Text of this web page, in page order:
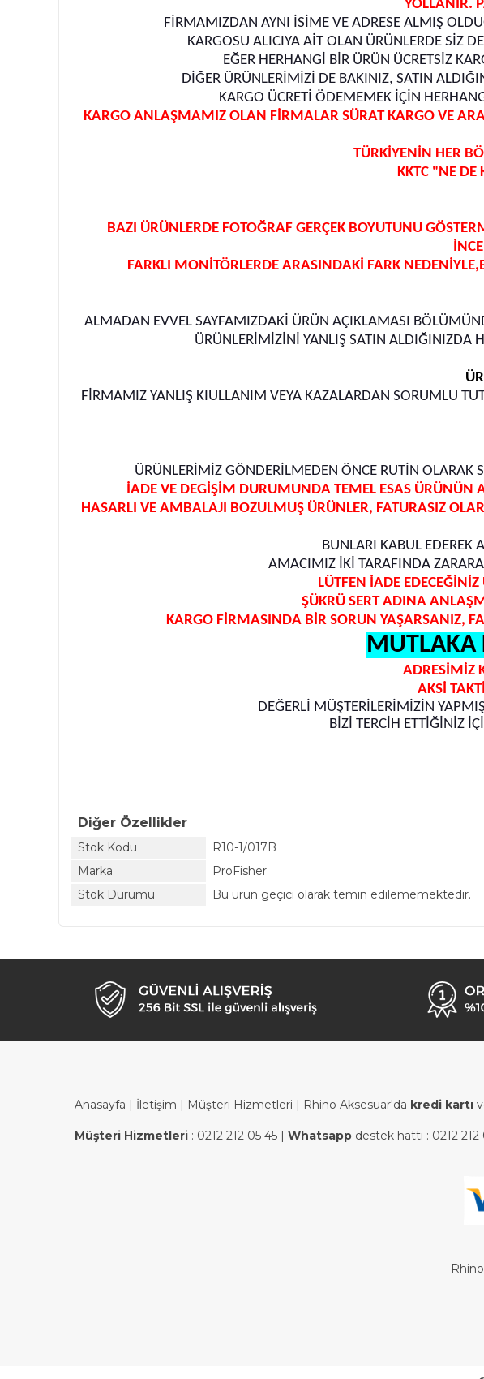
YOLLANIR.
FİRMAMIZDAN AYNI İSİME VE ADRESE ALMIŞ
KARGOSU ALICIYA AİT OLAN ÜRÜNLERDE SİZ
EĞER HERHANGİ BİR ÜRÜN ÜCRETSİZ
DİĞER ÜRÜNLERİMİZİ DE BAKINIZ, SATIN
KARGO ÜCRETİ ÖDEMEMEK İÇİN
KARGO ANLAŞMAMIZ OLAN FİRMALAR SÜRAT KARGO VE
TÜRKİYENİN HER
KKTC "NE
BAZI ÜRÜNLERDE FOTOĞRAF GERÇEK BOYUTUNU
FARKLI MONİTÖRLERDE ARASINDAKİ FARK
ALMADAN EVVEL SAYFAMIZDAKİ ÜRÜN AÇIKLAMASI
ÜRÜNLERİMİZİNİ YANLIŞ SATIN ALDIĞINIZDA
FİRMAMIZ YANLIŞ KIULLANIM VEYA KAZALARDAN SORUMLU
ÜRÜNLERİMİZ GÖNDERİLMEDEN ÖNCE RUTİN OLARAK
İADE VE DEGİŞİM DURUMUNDA TEMEL ESAS
HASARLI VE AMBALAJI BOZULMUŞ ÜRÜNLER, FATURASIZ
BUNLARI KABUL EDEREK
AMACIMIZ İKİ TARAFINDA
LÜTFEN İADE
ŞÜKRÜ SERT ADINA
KARGO FİRMASINDA BİR SORUN YAŞARSANIZ,
MUTLAKA
ADRESİMİZ
AKSİ
DEĞERLİ MÜŞTERİLERİMİZİN
BİZİ TERCİH ETTİĞİNİZ
Diğer Özellikler
Stok Kodu
R10-1/017B
Marka
ProFisher
Stok Durumu
Bu ürün geçici olarak temin edilememektedir.
Anasayfa | İletişim | Müşteri Hizmetleri | Rhino Aksesuar'da kredi kartı
Müşteri Hizmetleri : 0212 212 05 45 | Whatsapp destek hattı : 0212 212